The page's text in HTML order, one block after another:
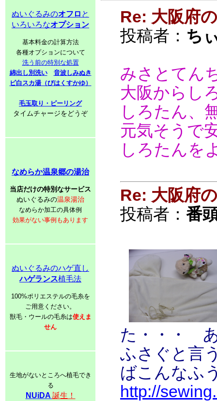
ぬいぐるみのオフロ と
いろいろなオプション
基本料金の計算方法
各種オプションについて
洗う前の特別な処置
綿出し別洗い
音波しみぬき
ビ白スカ湯（びはくすかゆ）
毛玉取り・ピーリング
タイムチャージをどうぞ
なめらか温泉郷の湯治
当店だけの特別なサービス
ぬいぐるみの温泉湯治
なめらか加工の具体例
効果がない事例もあります
ぬいぐるみのハゲ直し
ハゲランス植毛法
100%ポリエステルの毛糸を
ご用意ください。
獣毛・ウールの毛糸は使えま
せん
生地がないところへ植毛でき
る
NUiDA 誕生！
Re: 大阪府
投稿者： ち
みさとてん
大阪からし
しろたん、
元気そうで
しろたんを
Re: 大阪府
投稿者： 番
た・・・ あ
ふさぐと言
ばこんなふ
http://